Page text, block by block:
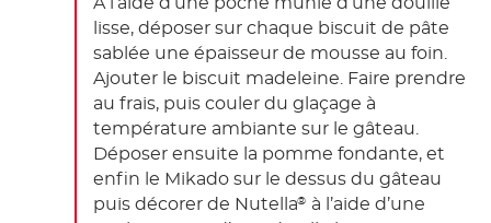
lisse, déposer sur chaque biscuit de pâte
sablée une épaisseur de mousse au foin.
Ajouter le biscuit madeleine. Faire prendre
au frais, puis couler du glaçage à
température ambiante sur le gâteau.
Déposer ensuite la pomme fondante, et
enfin le Mikado sur le dessus du gâteau
puis décorer de Nutella® à l’aide d’une